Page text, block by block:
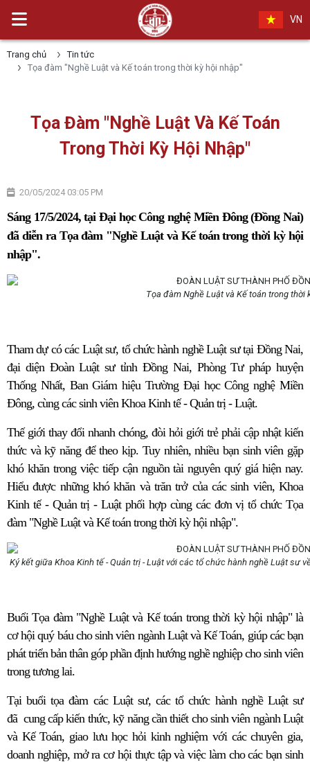
VN
Trang chủ
Tin tức
Tọa đàm "Nghề Luật và Kế toán trong thời kỳ hội nhập"
Tọa Đàm "Nghề Luật Và Kế Toán
Trong Thời Kỳ Hội Nhập"
20/05/2024 03:05 PM
Sáng 17/5/2024, tại Đại học Công nghệ Miền Đông (Đồng Nai)
đã diễn ra Tọa đàm "Nghề Luật và Kế toán trong thời kỳ hội
nhập".
Tọa đàm Nghề Luật và Kế toán trong thời
Tham dự có các Luật sư, tổ chức hành nghề Luật sư tại Đồng Nai,
đại diện Đoàn Luật sư tỉnh Đồng Nai, Phòng Tư pháp huyện
Thống Nhất, Ban Giám hiệu Trường Đại học Công nghệ Miền
Đông, cùng các sinh viên Khoa Kinh tế - Quản trị - Luật.
Thế giới thay đổi nhanh chóng, đòi hỏi giới trẻ phải cập nhật kiến
thức và kỹ năng để theo kịp. Tuy nhiên, nhiều bạn sinh viên gặp
khó khăn trong việc tiếp cận nguồn tài nguyên quý giá hiện nay.
Hiểu được những khó khăn và trăn trở của các sinh viên, Khoa
Kinh tế - Quản trị - Luật phối hợp cùng các đơn vị tổ chức Tọa
đàm "Nghề Luật và Kế toán trong thời kỳ hội nhập".
Ký kết giữa Khoa Kinh tế - Quản trị - Luật với các tổ chức hành nghề Luật sư
Buổi Tọa đàm "Nghề Luật và Kế toán trong thời kỳ hội nhập" là
cơ hội quý báu cho sinh viên ngành Luật và Kế Toán, giúp các bạn
phát triển bản thân góp phần định hướng nghề nghiệp cho sinh viên
trong tương lai.
Tại buổi tọa đàm các Luật sư, các tổ chức hành nghề Luật sư
đã cung cấp kiến thức, kỹ năng cần thiết cho sinh viên ngành Luật
và Kế Toán, giao lưu học hỏi kinh nghiệm với các chuyên gia,
doanh nghiệp, mở ra cơ hội thực tập và việc làm cho các bạn sinh